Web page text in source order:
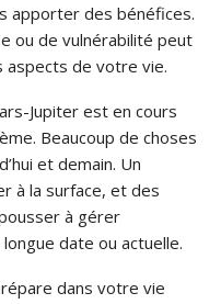
apporter des bénéfices.
ou de vulnérabilité peut
aspects de votre vie.
Jupiter est en cours
Beaucoup de choses
et demain. Un
à la surface, et des
à gérer
date ou actuelle.
dans votre vie